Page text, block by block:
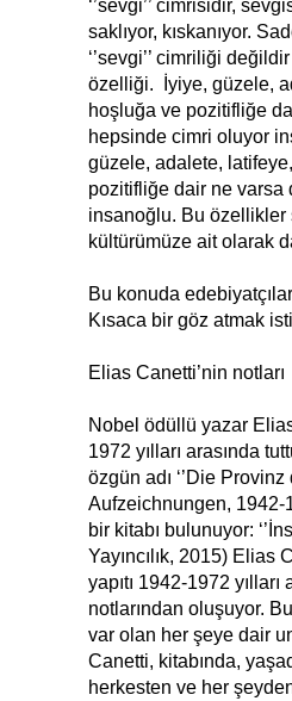
‘’sevgi’’ cimrisidir,
saklıyor, kıskanıyor.
‘’sevgi’’ cimriliği
özelliği. İyiye, güzele,
hoşluğa ve pozitifliğe
hepsinde cimri oluyor
güzele, adalete,
pozitifliğe dair ne varsa
insanoğlu. Bu özellikler
kültürümüze ait olarak
Bu konuda
Kısaca bir göz atmak
Elias Canetti’nin notları
Nobel ödüllü yazar
1972 yılları arasında
özgün adı ‘’Die
Aufzeichnungen, 1942-
bir kitabı bulunuyor:
Yayıncılık, 2015) Elias
yapıtı 1942-1972 yılları
notlarından oluşuyor.
var olan her şeye dair
Canetti, kitabında,
herkesten ve her